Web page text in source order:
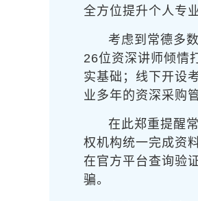
全方位提升个人专
考虑到常德多
26位资深讲师倾情
实基础；线下开设
业多年的资深采购
在此郑重提醒
权机构统一完成资
在官方平台查询验
骗。